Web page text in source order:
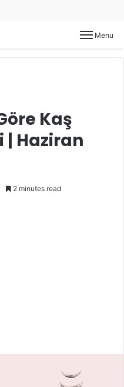
Menu
Kaş
| Haziran
2 minutes read